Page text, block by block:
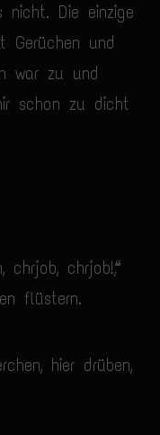
nicht. Die einzige
Gerüchen und
war zu und
schon zu dicht
chrjob!“,
flüstern.
hier drüben,